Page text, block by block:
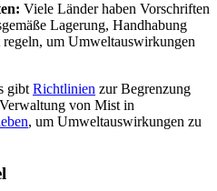
Viele Länder haben Vorschriften
Lagerung, Handhabung
um Umweltauswirkungen
gibt Richtlinien zur Begrenzung
von Mist in
, um Umweltauswirkungen zu